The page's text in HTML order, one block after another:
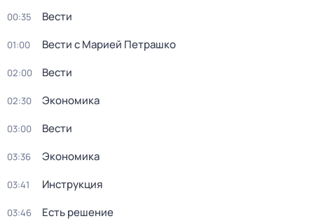
00:35 Вести
01:00 Вести с Марией Петрашко
02:00 Вести
02:30 Экономика
03:00 Вести
03:36 Экономика
03:41 Инструкция
03:46 Есть решение